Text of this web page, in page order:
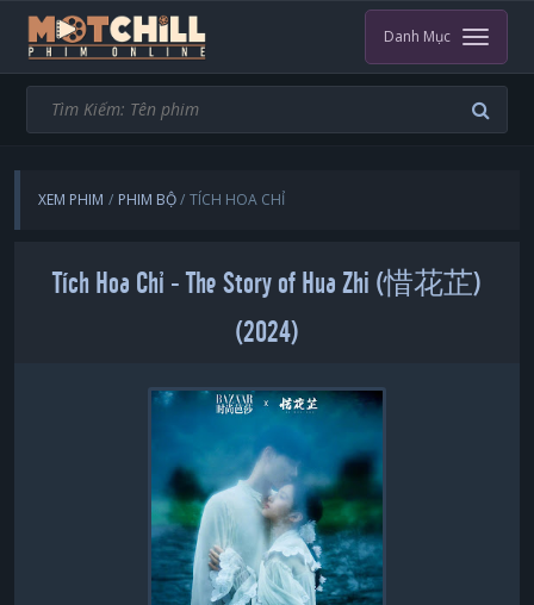
Danh Mục
XEM PHIM PHIM BỘ TÍCH HOA CHỈ
Tích Hoa Chỉ - The Story of Hua Zhi (惜花芷)
(2024)